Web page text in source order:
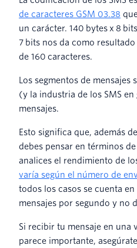
de caracteres GSM 03.38
un carácter. 140 bytes x 8
7 bits nos da como
de 160 caracteres.
Los segmentos de
(y la industria de los SMS
mensajes.
Esto significa que, además
debes pensar en términos
analices el rendimiento de
varía según el número de
todos los casos se cuenta
mensajes por segundo y no
Si recibir tu mensaje en una
parece importante,